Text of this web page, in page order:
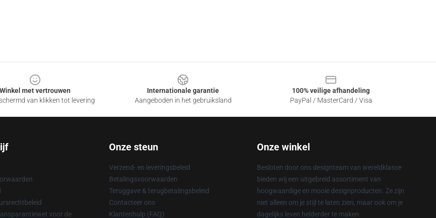
Winkel met vertrouwen
van klikken tot levering
Internationale garantie
Aangeboden in het gebruiksland
100% veilige afhandeling
PayPal / MasterCard / Visa
voor de
Onze steun
Verzend- en leveringsbeleid
Betalingsvoorwaarden
Teruggave & terugbetalingsbeleid
Contacteer ons
Klantenhulp (FAQ)
Onze winkel
Besloten door ons designteam van wereldklasse
bieden wij een uitgebreid assortiment van
hoogwaardige en mooie designproducten. Ze zijn
niet alleen om je stijl te laten zien, maar ook om je
dagelijks leven helderder te maken.